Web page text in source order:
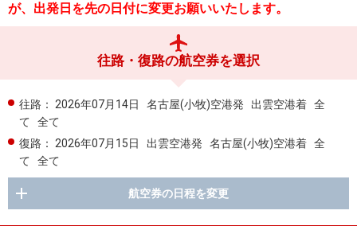
が、出発日を先の日付に変更お願いいたします。
往路・復路の航空券を選択
往路： 2026年07月14日 名古屋(小牧)空港発 出雲空港着 全
て
全て
復路：
2026年07月15日 出雲空港発 名古屋(小牧)空港着 全
て
全て
航空券の日程を変更